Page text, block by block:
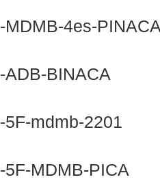
-MDMB-4es-
-ADB-BINACA
-5F-mdmb-2201
-5F-MDMB-PICA